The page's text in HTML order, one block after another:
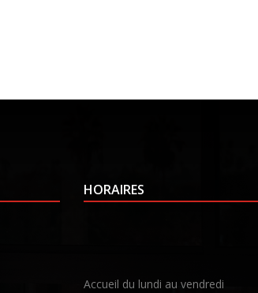
HORAIRES
Accueil du lundi au vendredi